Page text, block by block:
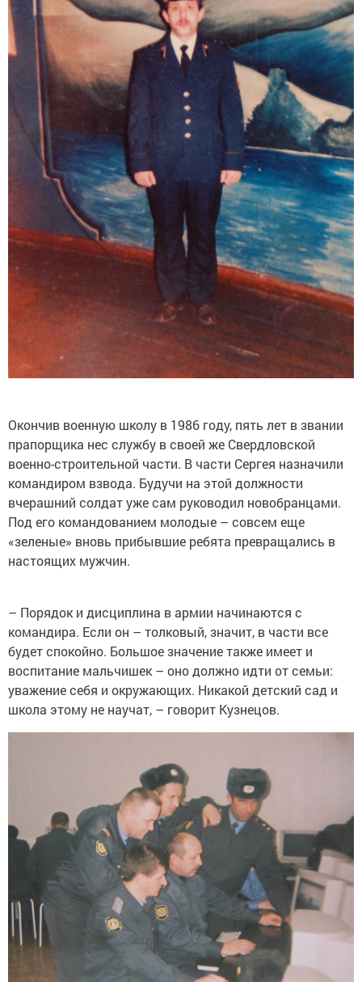
Окончив военную школу в 1986 году, пять лет в звании
прапорщика нес службу в своей же Свердловской
военно-строительной части. В части Сергея назначили
командиром взвода. Будучи на этой должности
вчерашний солдат уже сам руководил новобранцами.
Под его командованием молодые – совсем еще
«зеленые» вновь прибывшие ребята превращались в
настоящих мужчин.
– Порядок и дисциплина в армии начинаются с
командира. Если он – толковый, значит, в части все
будет спокойно. Большое значение также имеет и
воспитание мальчишек – оно должно идти от семьи:
уважение себя и окружающих. Никакой детский сад и
школа этому не научат, – говорит Кузнецов.